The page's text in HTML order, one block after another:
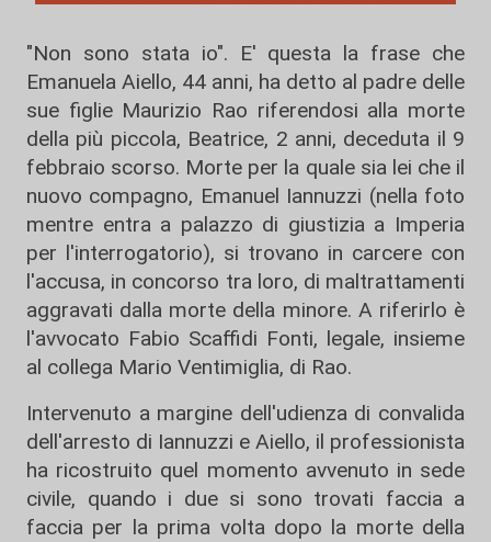
"Non sono stata io". E' questa la frase che
Emanuela Aiello, 44 anni, ha detto al padre delle
sue figlie Maurizio Rao riferendosi alla morte
della più piccola, Beatrice, 2 anni, deceduta il 9
febbraio scorso. Morte per la quale sia lei che il
nuovo compagno, Emanuel Iannuzzi (nella foto
mentre entra a palazzo di giustizia a Imperia
per l'interrogatorio), si trovano in carcere con
l'accusa, in concorso tra loro, di maltrattamenti
aggravati dalla morte della minore. A riferirlo è
l'avvocato Fabio Scaffidi Fonti, legale, insieme
al collega Mario Ventimiglia, di Rao.
Intervenuto a margine dell'udienza di convalida
dell'arresto di Iannuzzi e Aiello, il professionista
ha ricostruito quel momento avvenuto in sede
civile, quando i due si sono trovati faccia a
faccia per la prima volta dopo la morte della